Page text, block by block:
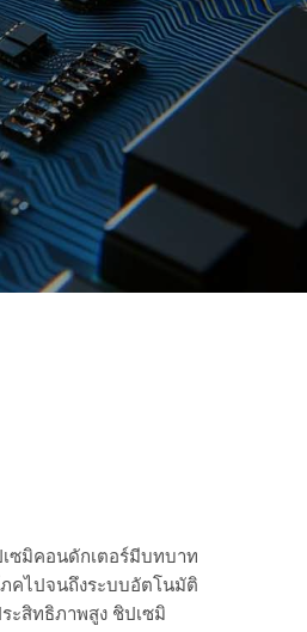
เซมิคอนดักเตอร์มีบทบาท
คไปจนถึงระบบอัตโนมัติ
ะสิทธิภาพสูง ชิปเซมิ